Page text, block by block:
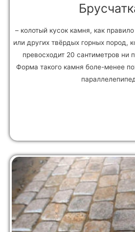
– колотый кусок камня, как
или других твёрдых горных пород,
превосходит 20 сантиметров ни
Форма такого камня боле-менее